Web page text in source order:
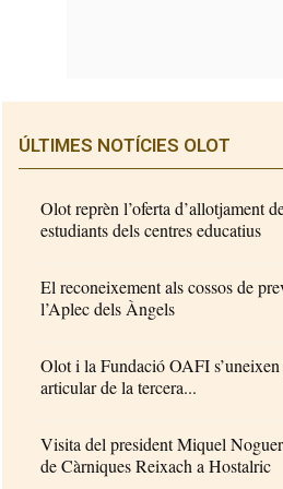
ÚLTIMES NOTÍCIES OLOT
Olot reprèn l’oferta d’allotjament
estudiants dels centres educatius
El reconeixement als cossos de
l’Aplec dels Àngels
Olot i la Fundació OAFI
articular de la tercera...
Visita del president Miquel
de Càrniques Reixach a Hostalric